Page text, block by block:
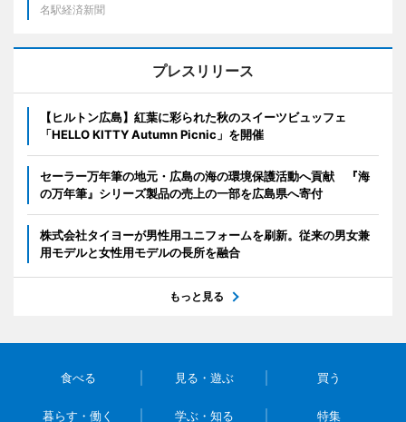
名駅経済新聞
プレスリリース
【ヒルトン広島】紅葉に彩られた秋のスイーツビュッフェ
「HELLO KITTY Autumn Picnic」を開催
セーラー万年筆の地元・広島の海の環境保護活動へ貢献 『海
の万年筆』シリーズ製品の売上の一部を広島県へ寄付
株式会社タイヨーが男性用ユニフォームを刷新。従来の男女兼
用モデルと女性用モデルの長所を融合
もっと見る
食べる 見る・遊ぶ 買う
暮らす・働く 学ぶ・知る 特集